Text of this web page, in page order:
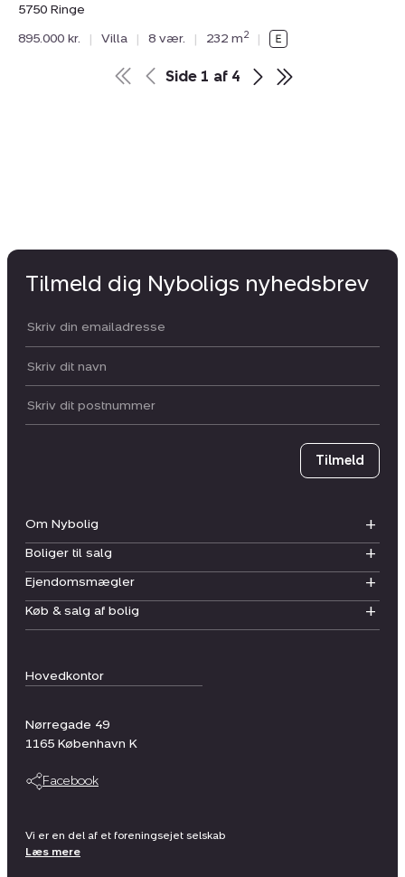
5750 Ringe
895.000 kr.
| Villa | 8 vær. | 232 m2 |
Side 1 af 4
Hovedkontor
Nørregade 49
1165 København K
Facebook
Om Nybolig
Boliger til salg
Ejendomsmægler
Køb & salg af bolig
Tilmeld dig Nyboligs nyhedsbrev
Din email:
Dit navn:
Postnummer
Tilmeld
Vi er en del af et foreningsejet selskab
Læs mere